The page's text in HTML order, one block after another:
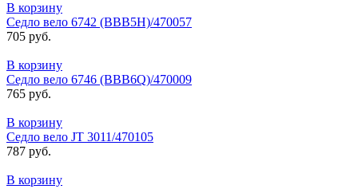
В корзину
Седло вело 6742 (BBB5H)/470057
705 руб.
В корзину
Седло вело 6746 (BBB6Q)/470009
765 руб.
В корзину
Седло вело JT 3011/470105
787 руб.
В корзину